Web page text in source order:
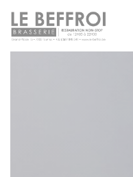
Personnalisation de vos choix